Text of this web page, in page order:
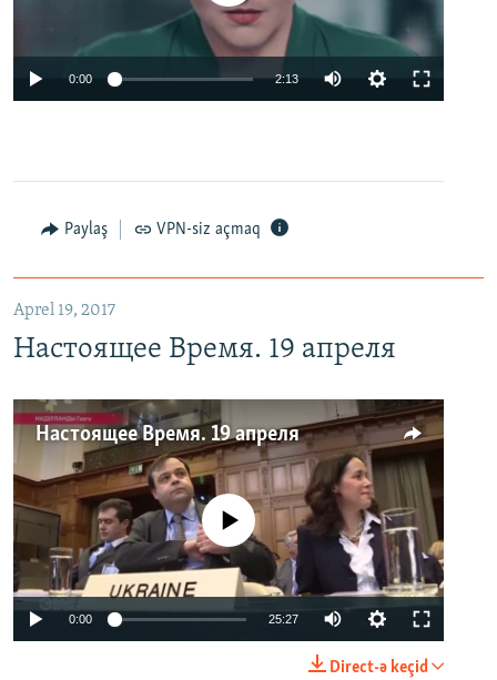
0:00 2:13
Paylaş VPN-siz açmaq
Aprel 19, 2017
Настоящее Время. 19 апреля
Настоящее Время. 19 апреля
No media source currently available
0:00 25:27
Direct-ə keçid